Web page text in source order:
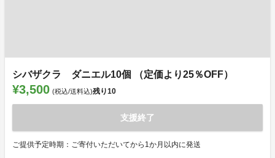
シバザクラ ダニエル10個 （定価より25％OFF）
¥3,500 (税込/送料込)残り10
支援終了
ご提供予定時期：ご寄付いただいてから1か月以内に発送